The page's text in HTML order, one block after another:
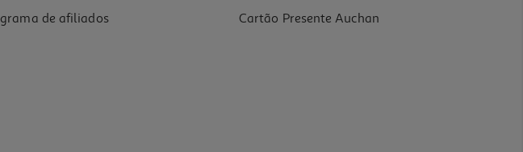
de afiliados
Cartão Presente Auchan